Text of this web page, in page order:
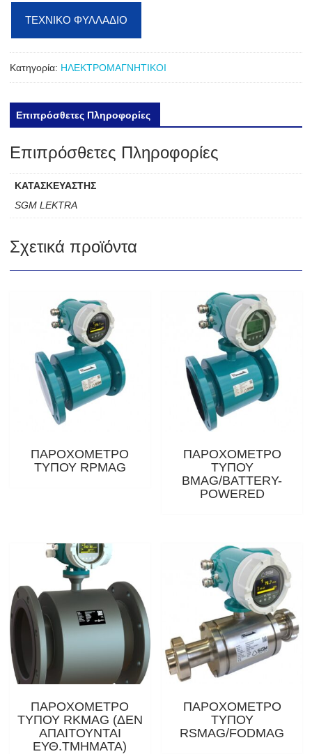
ΤΕΧΝΙΚΟ ΦΥΛΛΑΔΙΟ
Κατηγορία: ΗΛΕΚΤΡΟΜΑΓΝΗΤΙΚΟΙ
Επιπρόσθετες Πληροφορίες
Επιπρόσθετες Πληροφορίες
ΚΑΤΑΣΚΕΥΑΣΤΗΣ
SGM LEKTRA
Σχετικά προϊόντα
ΠΑΡΟΧΟΜΕΤΡΟ
ΤΥΠΟΥ RPMAG
ΠΑΡΟΧΟΜΕΤΡΟ
ΤΥΠΟΥ
BMAG/BATTERY-
POWERED
ΠΑΡΟΧΟΜΕΤΡΟ
ΤΥΠΟΥ RKMAG (ΔΕΝ
ΑΠΑΙΤΟΥΝΤΑΙ
ΕΥΘ.ΤΜΗΜΑΤΑ)
ΠΑΡΟΧΟΜΕΤΡΟ
ΤΥΠΟΥ
RSMAG/FODMAG